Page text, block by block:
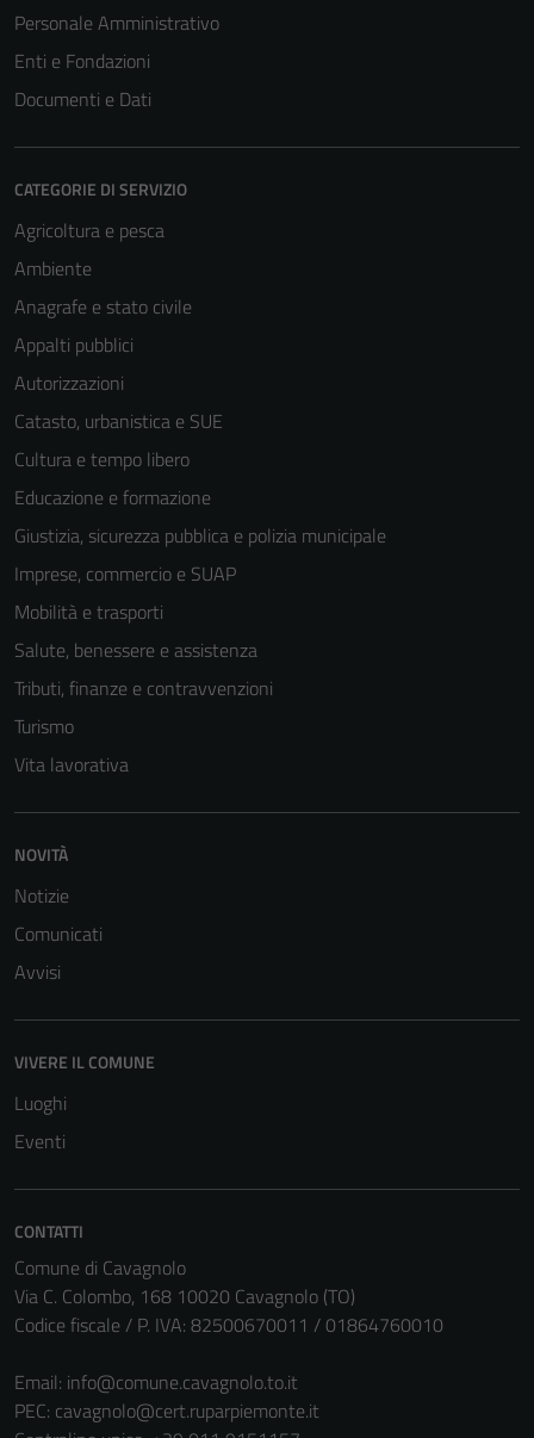
Personale Amministrativo
Enti e Fondazioni
Documenti e Dati
CATEGORIE DI SERVIZIO
Agricoltura e pesca
Ambiente
Anagrafe e stato civile
Appalti pubblici
Autorizzazioni
Catasto, urbanistica e SUE
Cultura e tempo libero
Educazione e formazione
Giustizia, sicurezza pubblica e polizia municipale
Imprese, commercio e SUAP
Mobilità e trasporti
Salute, benessere e assistenza
Tributi, finanze e contravvenzioni
Turismo
Vita lavorativa
NOVITÀ
Notizie
Comunicati
Avvisi
VIVERE IL COMUNE
Luoghi
Eventi
CONTATTI
Comune di Cavagnolo
Via C. Colombo, 168 10020 Cavagnolo (TO)
Codice fiscale / P. IVA: 82500670011 / 01864760010
Email: info@comune.cavagnolo.to.it
PEC: cavagnolo@cert.ruparpiemonte.it